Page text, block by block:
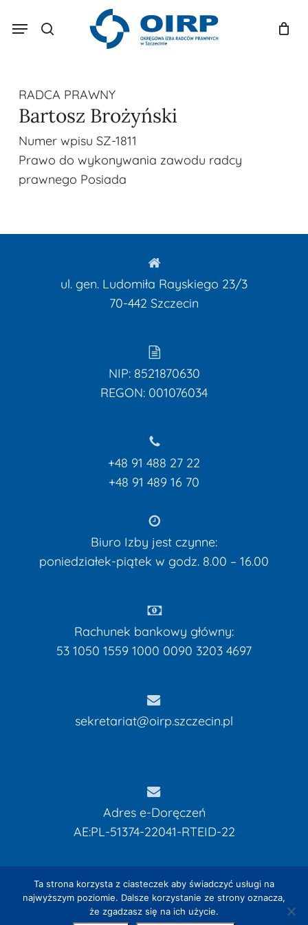
search
Menu
Koszyk Zamknij
Przejdź Do Strony
Glównej
Kwota: 0,00
Zobacz Koszyk Zamówienie
RADCA PRAWNY
Bartosz Brożyński
Numer wpisu SZ-1811
Prawo do wykonywania zawodu radcy
prawnego Posiada
ul. gen. Ludomiła Rayskiego 23/3
70-442 Szczecin
NIP: 8521870630
REGON: 001076034
+48 91 488 27 22
+48 91 489 16 70
Biuro Izby jest czynne:
poniedziałek-piątek w godz. 8.00 – 16.00
Rachunek bankowy główny:
53 1050 1559 1000 0090 3203 4697
sekretariat@oirp.szczecin.pl
Adres e-Doręczeń
AE:PL-51374-22041-RTEID-22
Ta strona korzysta z ciasteczek aby świadczyć usługi na
najwyższym poziomie. Dalsze korzystanie ze strony oznacza,
że zgadzasz się na ich użycie.